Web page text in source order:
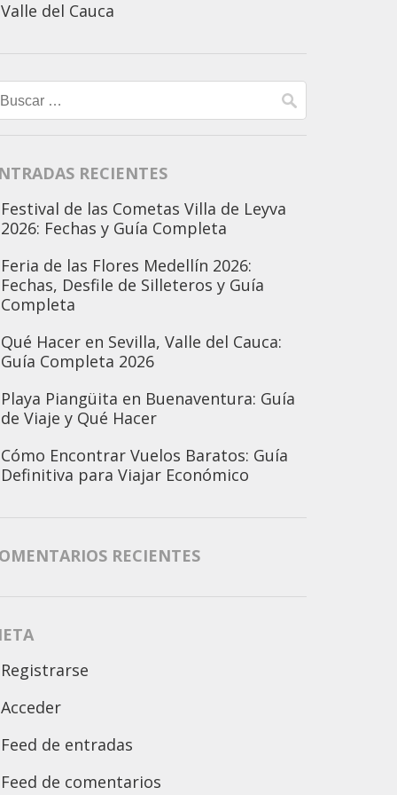
Valle del Cauca
RECIENTES
Festival de las Cometas Villa de Leyva
2026: Fechas y Guía Completa
Feria de las Flores Medellín 2026:
Fechas, Desfile de Silleteros y Guía
Completa
Qué Hacer en Sevilla, Valle del Cauca:
Guía Completa 2026
Playa Piangüita en Buenaventura: Guía
de Viaje y Qué Hacer
Cómo Encontrar Vuelos Baratos: Guía
Definitiva para Viajar Económico
RECIENTES
Registrarse
Acceder
Feed de entradas
Feed de comentarios